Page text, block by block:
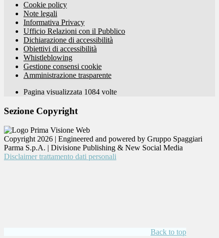
Cookie policy
Note legali
Informativa Privacy
Ufficio Relazioni con il Pubblico
Dichiarazione di accessibilità
Obiettivi di accessibilità
Whistleblowing
Gestione consensi cookie
Amministrazione trasparente
Pagina visualizzata 1084 volte
Sezione Copyright
Copyright 2026 | Engineered and powered by Gruppo Spaggiari
Parma S.p.A. | Divisione Publishing & New Social Media
Disclaimer trattamento dati personali
Back to top